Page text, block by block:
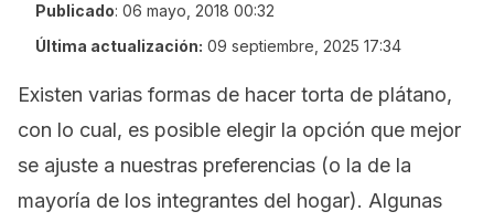
Publicado: 06 mayo, 2018 00:32
Última actualización: 09 septiembre, 2025 17:34
Existen varias formas de hacer torta de plátano,
con lo cual, es posible elegir la opción que mejor
se ajuste a nuestras preferencias (o la de la
mayoría de los integrantes del hogar). Algunas